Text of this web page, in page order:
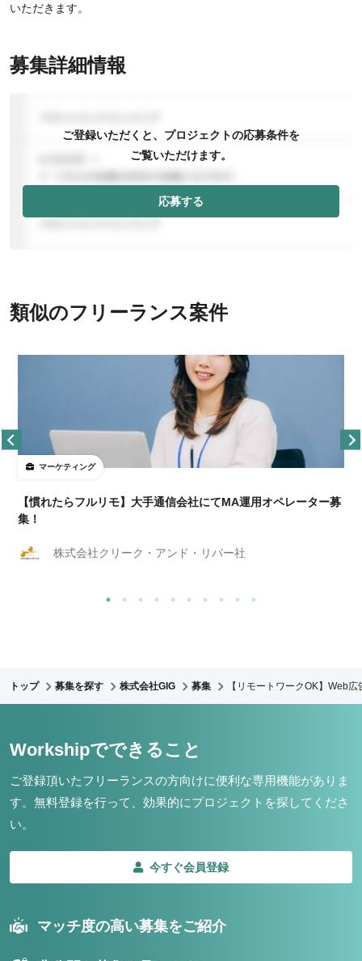
いただきます。
募集詳細情報
ご登録いただくと、プロジェクトの応募条件を
ご覧いただけます。
応募する
類似のフリーランス案件
マーケティング
【慣れたらフルリモ】大手通信会社にてMA運用オペレーター募
集！
株式会社クリーク・アンド・リバー社
トップ 募集を探す 株式会社GIG 募集 【リモートワークOK】Web
Workshipでできること
ご登録頂いたフリーランスの方向けに便利な専用機能がありま
す。 無料登録を行って、効果的にプロジェクトを探してくださ
い。
今すぐ会員登録
マッチ度の高い募集をご紹介